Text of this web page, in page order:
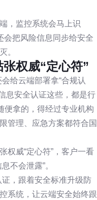
，监控系统会马上识
会把风险信息同步给安全
。
权威“定心符”
给云端部署拿“合规认
息安全认证这些，都是行
便拿的，得经过专业机构
管理、应急方案都符合国
权威“定心符”，客户一看
不会泄露”。
，跟着安全标准升级防
系统，让云端安全始终跟